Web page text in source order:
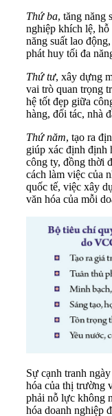
Thứ ba, tăng năng
nghiệp khích lệ, hỗ
năng suất lao
phát huy tối đa
Thứ tư, xây dựng
vai trò quan trọng
hệ tốt đẹp giữa
hàng, đối tác, nhà
Thứ năm, tạo ra
giúp xác định định
công ty, đồng thời
cách làm việc của
quốc tế, việc xây
văn hóa của mỗi
Sự cạnh tranh
hóa của thị trường
phải nỗ lực không
hóa doanh nghiệp